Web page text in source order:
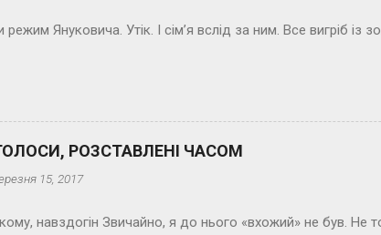
Януковича. Утік. І сім’я вслід за ним. Все вигріб із
РОЗСТАВЛЕНІ ЧАСОМ
15, 2017
навздогін Звичайно, я до нього «вхожий» не був. Не